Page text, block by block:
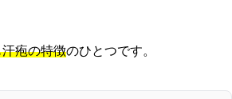
疱の特徴のひとつです。